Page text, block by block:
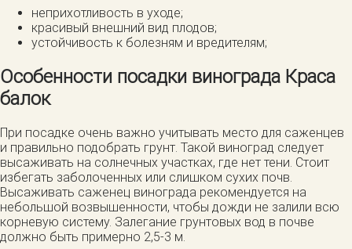
неприхотливость в уходе;
красивый внешний вид плодов;
устойчивость к болезням и вредителям;
Особенности посадки винограда Краса
балок
При посадке очень важно учитывать место для саженцев
и правильно подобрать грунт. Такой виноград следует
высаживать на солнечных участках, где нет тени. Стоит
избегать заболоченных или слишком сухих почв.
Высаживать саженец винограда рекомендуется на
небольшой возвышенности, чтобы дожди не залили всю
корневую систему. Залегание грунтовых вод в почве
должно быть примерно 2,5-3 м.